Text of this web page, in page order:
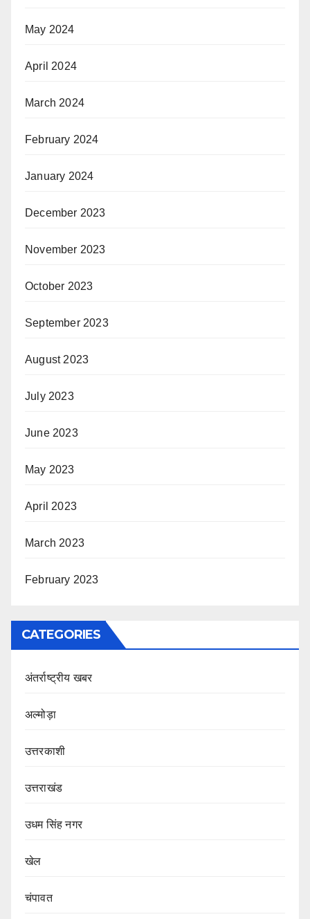
May 2024
April 2024
March 2024
February 2024
January 2024
December 2023
November 2023
October 2023
September 2023
August 2023
July 2023
June 2023
May 2023
April 2023
March 2023
February 2023
CATEGORIES
अंतर्राष्ट्रीय खबर
अल्मोड़ा
उत्तरकाशी
उत्तराखंड
उधम सिंह नगर
खेल
चंपावत